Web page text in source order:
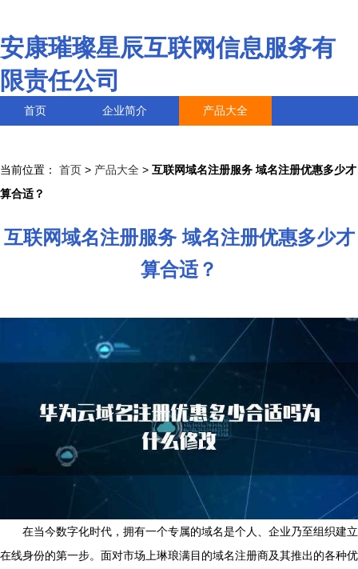
安康璀璨星辰互联网信息服务有
限责任公司
首页 企业简介 产品大全
当前位置： 首页 > 产品大全 > 互联网域名注册服务 域名注册优惠多少才
算合适？
互联网域名注册服务 域名注册优惠多少才
算合适？
在当今数字化时代，拥有一个专属的域名是个人、企业乃至组织建立
在线身份的第一步。面对市场上琳琅满目的域名注册商及其推出的各种优